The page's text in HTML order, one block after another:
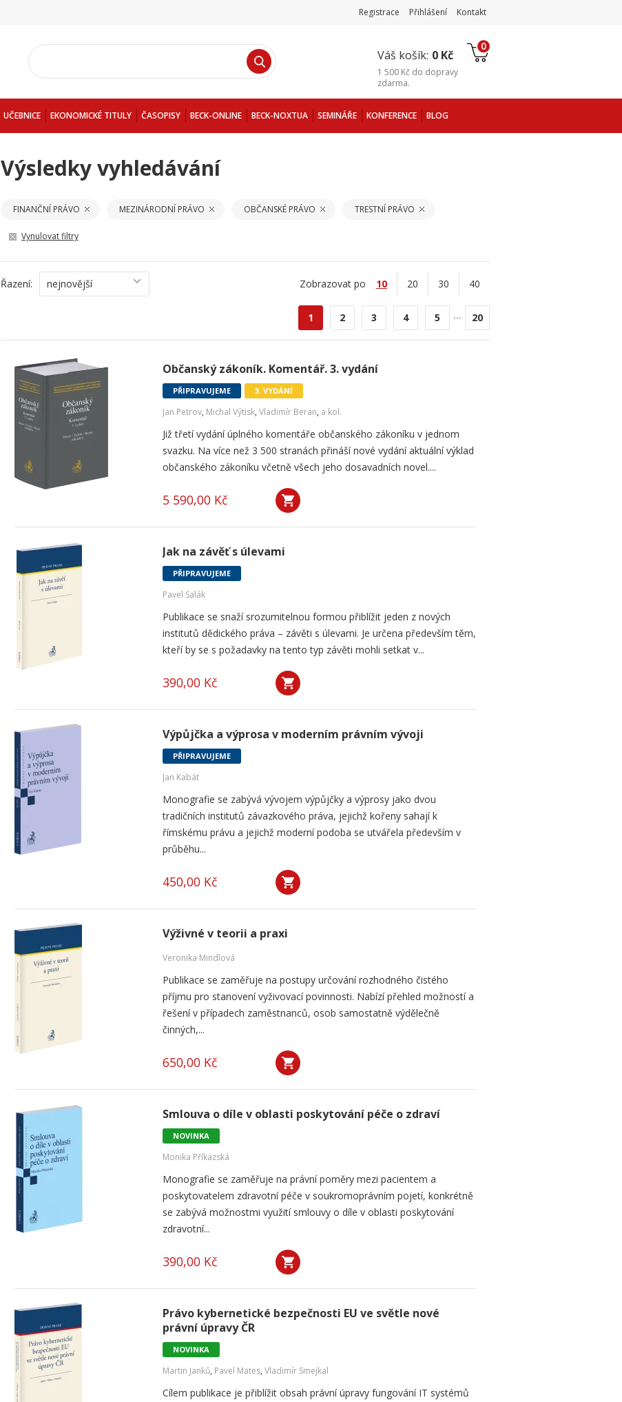
Registrace Přihlášení Kontakt
Váš košík: 0 Kč
0
1 500 Kč do dopravy
zdarma.
UČEBNICE EKONOMICKÉ TITULY ČASOPISY BECK-ONLINE BECK-NOXTUA SEMINÁŘE KONFERENCE BLOG
Výsledky vyhledávání
FINANČNÍ PRÁVO MEZINÁRODNÍ PRÁVO OBČANSKÉ PRÁVO TRESTNÍ PRÁVO
Vynulovat filtry
Řazení: nejnovější Zobrazovat po 10 20 30 40
1 2 3 4 5 ... 20
Občanský zákoník. Komentář. 3. vydání
PŘIPRAVUJEME 3. VYDÁNÍ
Jan Petrov, Michal Výtisk, Vladimír Beran, a kol.
Již třetí vydání úplného komentáře občanského zákoníku v jednom
svazku. Na více než 3 500 stranách přináší nové vydání aktuální výklad
občanského zákoníku včetně všech jeho dosavadních novel....
5 590,00 Kč
Jak na závěť s úlevami
PŘIPRAVUJEME
Pavel Salák
Publikace se snaží srozumitelnou formou přiblížit jeden z nových
institutů dědického práva – závěti s úlevami. Je určena především těm,
kteří by se s požadavky na tento typ závěti mohli setkat v...
390,00 Kč
Výpůjčka a výprosa v moderním právním vývoji
PŘIPRAVUJEME
Jan Kabát
Monografie se zabývá vývojem výpůjčky a výprosy jako dvou
tradičních institutů závazkového práva, jejichž kořeny sahají k
římskému právu a jejichž moderní podoba se utvářela především v
průběhu...
450,00 Kč
Výživné v teorii a praxi
Veronika Mindlová
Publikace se zaměřuje na postupy určování rozhodného čistého
příjmu pro stanovení vyživovací povinnosti. Nabízí přehled možností a
řešení v případech zaměstnanců, osob samostatně výdělečně
činných,...
650,00 Kč
Smlouva o díle v oblasti poskytování péče o zdraví
NOVINKA
Monika Příkazská
Monografie se zaměřuje na právní poměry mezi pacientem a
poskytovatelem zdravotní péče v soukromoprávním pojetí, konkrétně
se zabývá možnostmi využití smlouvy o díle v oblasti poskytování
zdravotní...
390,00 Kč
Právo kybernetické bezpečnosti EU ve světle nové
právní úpravy ČR
NOVINKA
Martin Janků, Pavel Mates, Vladimír Smejkal
Cílem publikace je přiblížit obsah právní úpravy fungování IT systémů